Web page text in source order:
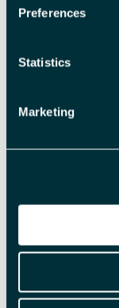
Preferences
Statistics
Marketing
Utmerkelser
Skriv ut side